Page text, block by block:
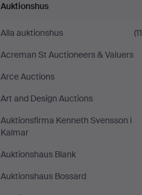
Auktionshus
Alla auktionshus
Acreman St Auctioneers & Valuers
Arce Auctions
Art and Design Auctions
Auktionsfirma Kenneth Svensson i
Kalmar
Auktionshaus Blank
Auktionshaus Bossard